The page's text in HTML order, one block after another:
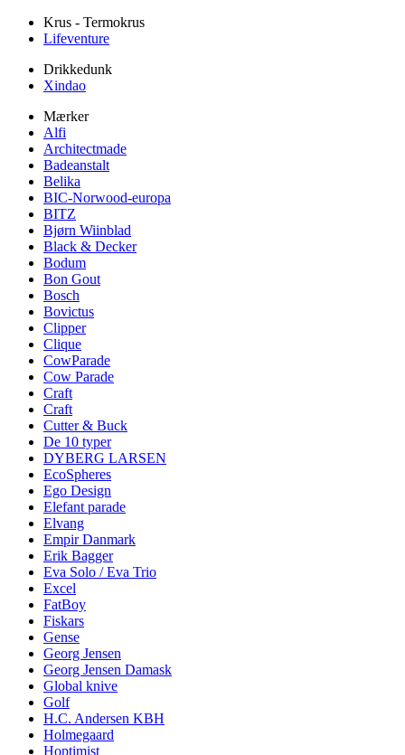
Krus - Termokrus
Lifeventure
Drikkedunk
Xindao
Mærker
Alfi
Architectmade
Badeanstalt
Belika
BIC-Norwood-europa
BITZ
Bjørn Wiinblad
Black & Decker
Bodum
Bon Gout
Bosch
Bovictus
Clipper
Clique
CowParade
Cow Parade
Craft
Craft
Cutter & Buck
De 10 typer
DYBERG LARSEN
EcoSpheres
Ego Design
Elefant parade
Elvang
Empir Danmark
Erik Bagger
Eva Solo / Eva Trio
Excel
FatBoy
Fiskars
Gense
Georg Jensen
Georg Jensen Damask
Global knive
Golf
H.C. Andersen KBH
Holmegaard
Hoptimist